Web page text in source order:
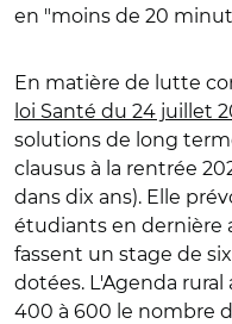
en "moins de 20
En matière de lutte
loi Santé du 24 juillet
solutions de long
clausus à la rentrée
dans dix ans). Elle
étudiants en dernière
fassent un stage de
dotées. L'Agenda rural
400 à 600 le nombre